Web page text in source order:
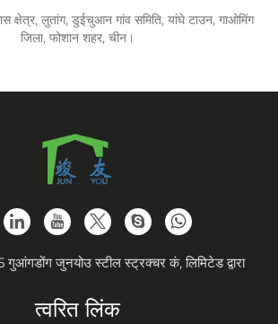
क्षेत्र, लुतांग, डुईचुआन गांव समिति, यांघे टाउन, गाओमिंग
जिला, फोशान शहर, चीन।
जुनयोउ स्टील स्ट्रक्चर कं, लिमिटेड द्वारा
त्वरित लिंक